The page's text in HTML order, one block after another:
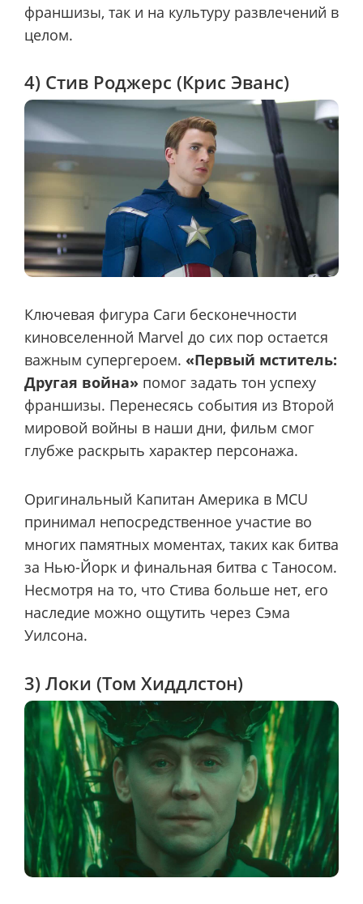
франшизы, так и на культуру развлечений в
целом.
4) Стив Роджерс (Крис Эванс)
Ключевая фигура Саги бесконечности
киновселенной Marvel до сих пор остается
важным супергероем. «Первый мститель:
Другая война» помог задать тон успеху
франшизы. Перенесясь события из Второй
мировой войны в наши дни, фильм смог
глубже раскрыть характер персонажа.
Оригинальный Капитан Америка в MCU
принимал непосредственное участие во
многих памятных моментах, таких как битва
за Нью-Йорк и финальная битва с Таносом.
Несмотря на то, что Стива больше нет, его
наследие можно ощутить через Сэма
Уилсона.
3) Локи (Том Хиддлстон)